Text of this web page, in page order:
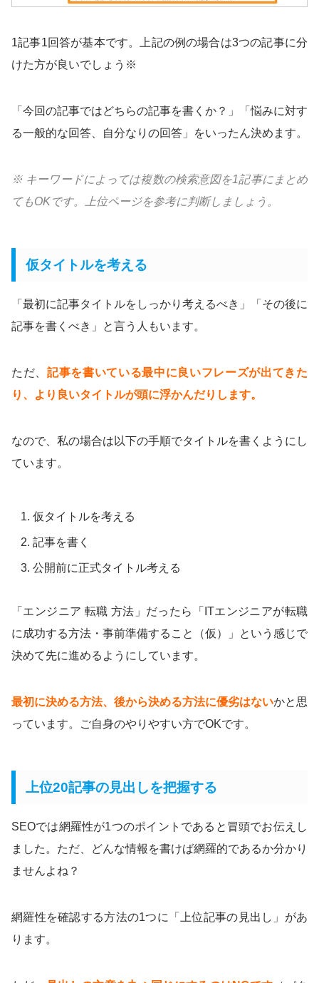
1記事1回答が基本です。上記の例の場合は3つの記事に分
けた方が良いでしょう※
「今回の記事ではどちらの記事を書くか？」「悩みに対す
る一般的な回答、自分なりの回答」をいったん決めます。
※ キーワードによっては複数の検索意図を1記事にまとめ
てもOKです。上位ページを参考に判断しましょう。
仮タイトルを考える
「最初に記事タイトルをしっかり考えるべき」「その後に
記事を書くべき」と言う人もいます。
ただ、 記事を書いている最中に良いフレーズが出てきた
り、より良いタイトルが頭に浮かんだりします。
なので、私の場合は以下の手順でタイトルを書くようにし
ています。
仮タイトルを考える
記事を書く
公開前に正式タイトル考える
「エンジニア 転職 方法」だったら「ITエンジニアが転職
に成功する方法・事前準備すること（仮）」という感じで
決めて先に進めるようにしています。
最初に決める方法、後から決める方法に優劣はないかと思
っています。ご自身のやりやすい方でOKです。
上位20記事の見出しを把握する
SEOでは網羅性が1つのポイントであると冒頭でお伝えし
ました。ただ、どんな情報を書けば網羅的であるか分かり
ませんよね？
網羅性を確認する方法の1つに「上位記事の見出し」があ
ります。